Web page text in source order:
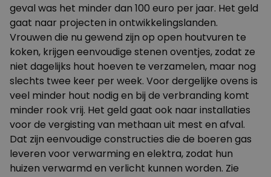
geval was het minder dan 100 euro per jaar. Het geld
gaat naar projecten in ontwikkelingslanden.
Vrouwen die nu gewend zijn op open houtvuren te
koken, krijgen eenvoudige stenen oventjes, zodat ze
niet dagelijks hout hoeven te verzamelen, maar nog
slechts twee keer per week. Voor dergelijke ovens is
veel minder hout nodig en bij de verbranding komt
minder rook vrij. Het geld gaat ook naar installaties
voor de vergisting van methaan uit mest en afval.
Dat zijn eenvoudige constructies die de boeren gas
leveren voor verwarming en elektra, zodat hun
huizen verwarmd en verlicht kunnen worden. Zie